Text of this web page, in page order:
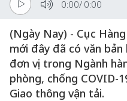
0:00/ 0:00
(Ngày Nay) - Cục
mới đây đã có văn
đơn vị trong Ngành
phòng, chống COVID-
Giao thông vận tải.